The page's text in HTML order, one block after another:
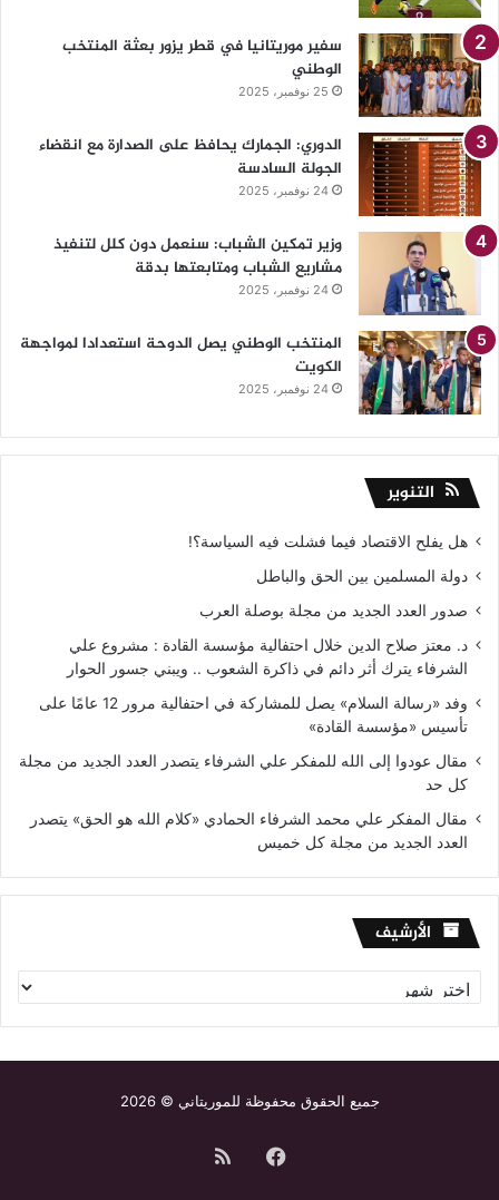
سفير موريتانيا في قطر يزور بعثة المنتخب
الوطني
25 نوفمبر، 2025
الدوري: الجمارك يحافظ على الصدارة مع انقضاء
الجولة السادسة
24 نوفمبر، 2025
وزير تمكين الشباب: سنعمل دون كلل لتنفيذ
مشاريع الشباب ومتابعتها بدقة
24 نوفمبر، 2025
المنتخب الوطني يصل الدوحة استعدادا لمواجهة
الكويت
24 نوفمبر، 2025
التنوير
هل يفلح الاقتصاد فيما فشلت فيه السياسة؟!
دولة المسلمين بين الحق والباطل
صدور العدد الجديد من مجلة بوصلة العرب
د. معتز صلاح الدين خلال احتفالية مؤسسة القادة : مشروع علي
الشرفاء يترك أثر دائم في ذاكرة الشعوب .. ويبني جسور الحوار
وفد «رسالة السلام» يصل للمشاركة في احتفالية مرور 12 عامًا على
تأسيس «مؤسسة القادة»
مقال عودوا إلى الله للمفكر علي الشرفاء يتصدر العدد الجديد من مجلة
كل حد
مقال المفكر علي محمد الشرفاء الحمادي «كلام الله هو الحق» يتصدر
العدد الجديد من مجلة كل خميس
الأرشيف الأرشيف
جميع الحقوق محفوظة للموريتاني © 2026
فيسبوكملخص